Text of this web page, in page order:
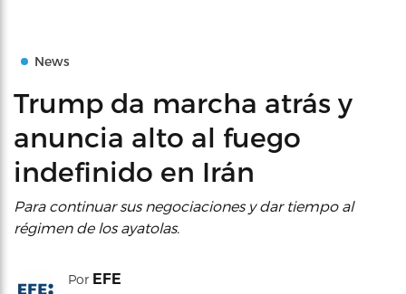
News
Trump da marcha atrás y
anuncia alto al fuego
indefinido en Irán
Para continuar sus negociaciones y dar tiempo al
régimen de los ayatolas.
Por EFE